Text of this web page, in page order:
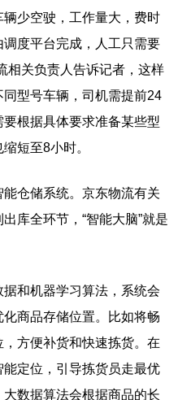
少空驶，工作量大，费时
度平台完成，人工只需要
相关负责人告诉记者，这样
型号车辆，司机需提前24
根据具体要求准备某些型
短至8小时。
仓储系统。京东物流有关
库全环节，“智能大脑”就是
和机器学习算法，系统会
商品存储位置。比如将畅
方便补货和快速拣货。在
定位，引导拣货员走最优
数据算法会根据商品的长